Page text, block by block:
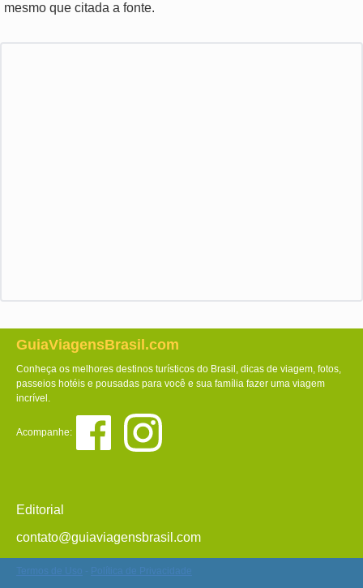
mesmo que citada a fonte.
GuiaViagensBrasil.com
Conheça os melhores destinos turísticos do Brasil, dicas de viagem, fotos,
passeios hotéis e pousadas para você e sua família fazer uma viagem
incrível.
Acompanhe:
Editorial
contato@guiaviagensbrasil.com
Termos de Uso
Política de Privacidade